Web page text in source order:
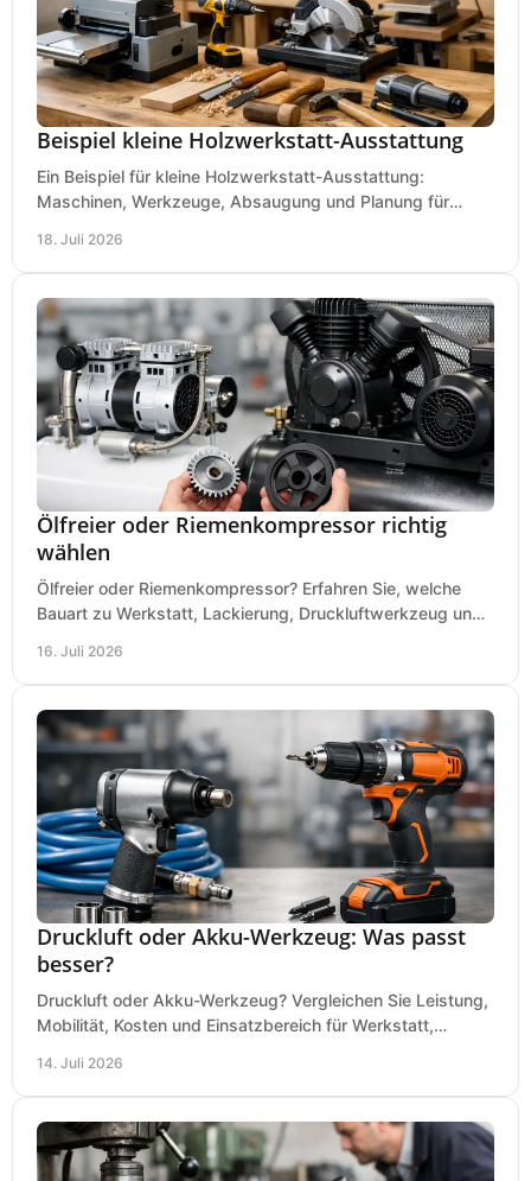
Beispiel kleine Holzwerkstatt-Ausstattung
Ein Beispiel für kleine Holzwerkstatt-Ausstattung:
Maschinen, Werkzeuge, Absaugung und Planung für
18. Juli 2026
Ölfreier oder Riemenkompressor richtig
wählen
Ölfreier oder Riemenkompressor? Erfahren Sie, welche
Bauart zu Werkstatt, Lackierung, Druckluftwerkzeug und
16. Juli 2026
Druckluft oder Akku-Werkzeug: Was passt
besser?
Druckluft oder Akku-Werkzeug? Vergleichen Sie Leistung,
Mobilität, Kosten und Einsatzbereich für Werkstatt,
14. Juli 2026